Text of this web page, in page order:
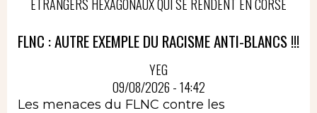
ÉTRANGERS HEXAGONAUX QUI SE RENDENT EN CORSE
FLNC : AUTRE EXEMPLE DU RACISME ANTI-BLANCS !!!
YEG
09/08/2026 - 14:42
Les menaces du FLNC contre les